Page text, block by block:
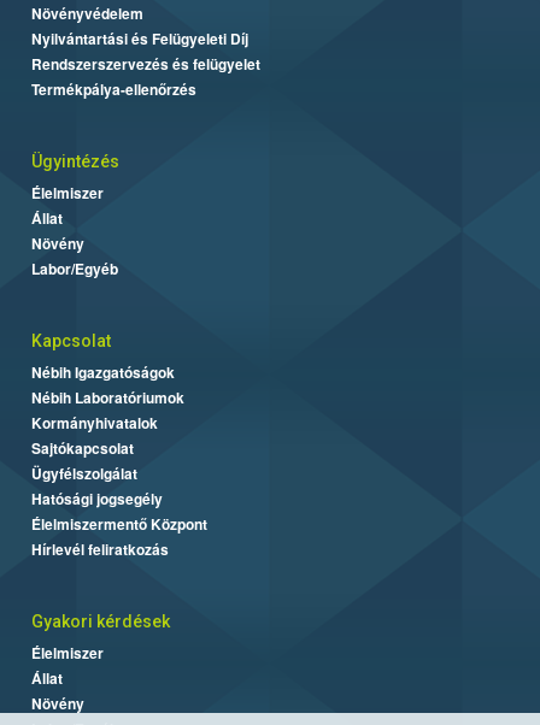
Növényvédelem
Nyilvántartási és Felügyeleti Díj
Rendszerszervezés és felügyelet
Termékpálya-ellenőrzés
Ügyintézés
Élelmiszer
Állat
Növény
Labor/Egyéb
Kapcsolat
Nébih Igazgatóságok
Nébih Laboratóriumok
Kormányhivatalok
Sajtókapcsolat
Ügyfélszolgálat
Hatósági jogsegély
Élelmiszermentő Központ
Hírlevél feliratkozás
Gyakori kérdések
Élelmiszer
Állat
Növény